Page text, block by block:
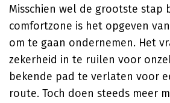
Misschien wel de grootste stap
comfortzone is het opgeven
om te gaan ondernemen. Het
zekerheid in te ruilen voor
bekende pad te verlaten voor
route. Toch doen steeds meer